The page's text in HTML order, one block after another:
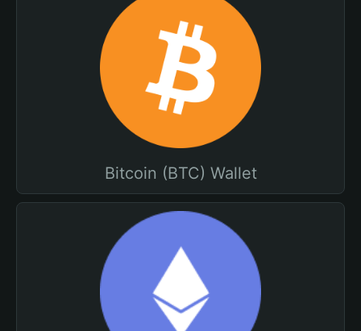
Bitcoin (BTC) Wallet